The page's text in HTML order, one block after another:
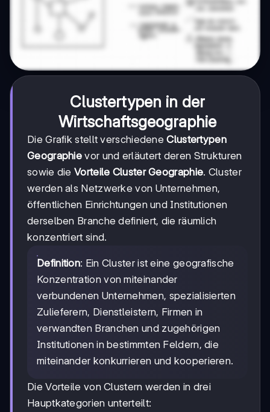
Clustertypen in der
Wirtschaftsgeographie
Die Grafik stellt verschiedeneClustertypen
Geographie vor und erläutert deren Strukturen
sowie die Vorteile Cluster Geographie. Cluster
werden als Netzwerke von Unternehmen,
öffentlichen Einrichtungen und Institutionen
derselben Branche definiert, die räumlich
konzentriert sind.
Definition: Ein Cluster ist eine geografische
Konzentration von miteinander
verbundenen Unternehmen, spezialisierten
Zulieferern, Dienstleistern, Firmen in
verwandten Branchen und zugehörigen
Institutionen in bestimmten Feldern, die
miteinander konkurrieren und kooperieren.
Die Vorteile von Clustern werden in drei
Hauptkategorien unterteilt: